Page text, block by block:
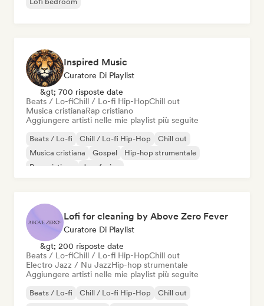
Inspired Music
Curatore Di Playlist
&gt; 700 risposte date
Beats / Lo-fiChill / Lo-fi Hip-HopChill out
Musica cristianaRap cristiano
Aggiungere artisti nelle mie playlist più seguite
Beats / Lo-fi Chill / Lo-fi Hip-Hop
Chill out
Musica cristiana
Gospel
Hip-hop strumentale
Rap cristiano
Jazz fusion
Lofi for cleaning by Above Zero Fever
Curatore Di Playlist
&gt; 200 risposte date
Beats / Lo-fiChill / Lo-fi Hip-HopChill out
Electro Jazz / Nu JazzHip-hop strumentale
Aggiungere artisti nelle mie playlist più seguite
Beats / Lo-fi Chill / Lo-fi Hip-Hop
Chill out